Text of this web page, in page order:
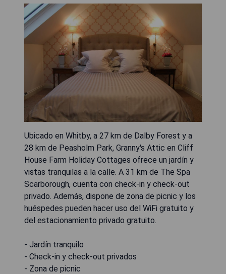
Ubicado en Whitby, a 27 km de Dalby Forest y a
28 km de Peasholm Park, Granny's Attic en Cliff
House Farm Holiday Cottages ofrece un jardín y
vistas tranquilas a la calle. A 31 km de The Spa
Scarborough, cuenta con check-in y check-out
privado. Además, dispone de zona de picnic y los
huéspedes pueden hacer uso del WiFi gratuito y
del estacionamiento privado gratuito.
- Jardín tranquilo
- Check-in y check-out privados
- Zona de picnic